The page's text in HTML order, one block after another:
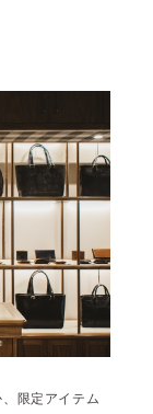
限定アイテム